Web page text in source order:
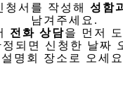
청서를 작성해 성함
남겨주세요.
전화 상담을 먼저
되면 신청한 날짜
설명회 장소로 오세